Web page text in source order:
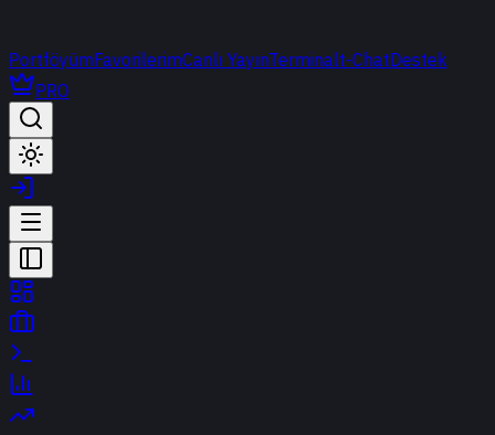
PortföyümFavorilerimCanlı YayınTerminalt-ChatDestek
PRO